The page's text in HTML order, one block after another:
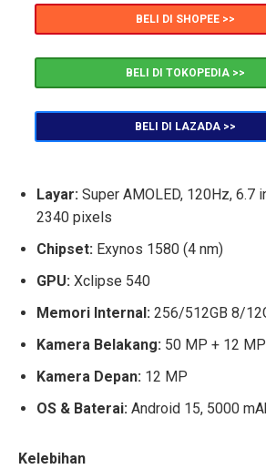
BELI DI SHOPEE >>
BELI DI TOKOPEDIA >>
BELI DI LAZADA >>
Layar: Super AMOLED, 120Hz, 6.7
2340 pixels
Chipset: Exynos 1580 (4 nm)
GPU: Xclipse 540
Memori Internal: 256/512GB 8/
Kamera Belakang: 50 MP + 12
Kamera Depan: 12 MP
OS & Baterai: Android 15, 5000
Kelebihan